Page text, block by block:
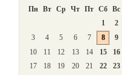
Пн Вт Ср Чт Пт Сб Вс
1
2
3
4 5 6 7 8
9
10
11 12 13 14 15
16
17
18 19 20 21 22
23